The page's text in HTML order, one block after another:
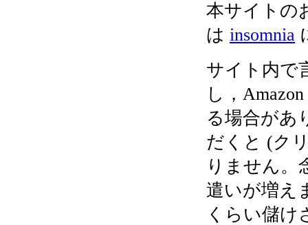
本サイトの
は insomnia
サイト内で
し，
る場合があ
だくと (ク
りません。
遣いが増え
くらい儲け